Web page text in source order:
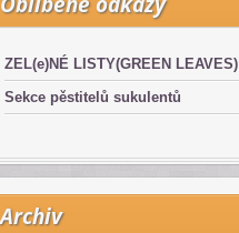
ZEL(e)NÉ LISTY(GREEN LEAVES)
Sekce pěstitelů sukulentů
Archiv